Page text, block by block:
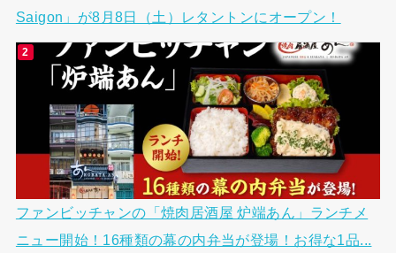
Saigon」が8月8日（土）レタントンにオープン！
ファンビッチャンの「焼肉居酒屋 炉端あん」ランチメ
ニュー開始！16種類の幕の内弁当が登場！お得な1品...